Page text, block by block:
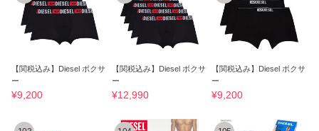
【関税込み】Diesel ボクサ
ー
¥9,200
【関税込み】Diesel ボクサ
ー
¥12,990
【関税込み】Diesel ボクサ
ー
¥9,200